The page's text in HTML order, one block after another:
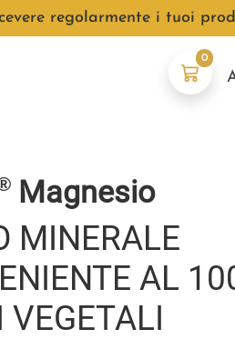
0
regolarmente i tuoi prodotti
Magnesio
MINERALE
AL
VEGETALI